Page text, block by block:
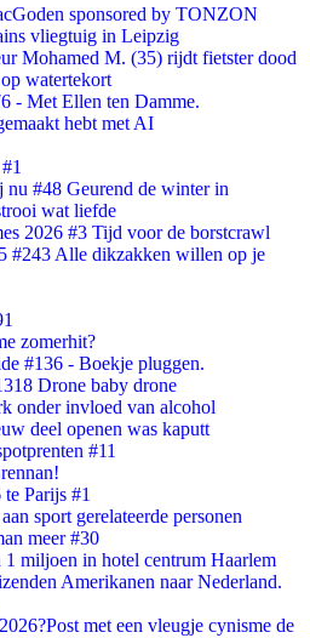
sponsored by TONZON
vliegtuig in Leipzig
Mohamed M. (35) rijdt fietster dood
watertekort
- Met Ellen ten Damme.
hebt met AI
nu #48 Geurend de winter in
wat liefde
2026 #3 Tijd voor de borstcrawl
#243 Alle dikzakken willen op je
zomerhit?
#136 - Boekje pluggen.
Drone baby drone
onder invloed van alcohol
deel openen was kaputt
#11
Parijs #1
sport gerelateerde personen
meer #30
1 miljoen in hotel centrum Haarlem
Amerikanen naar Nederland.
met een vleugje cynisme de